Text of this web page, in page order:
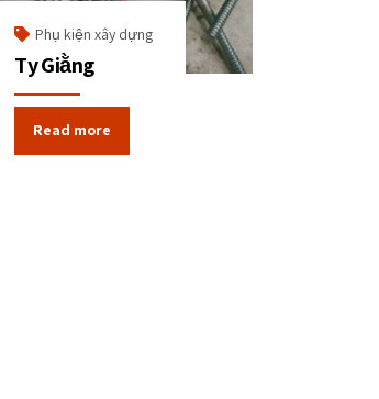
Phụ kiện xây dựng
Ty Giằng
Read more